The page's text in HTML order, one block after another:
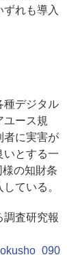
れも導入
デジタル
ユース規
者に実害が
いとする一
の知財条
ている。
査研究報